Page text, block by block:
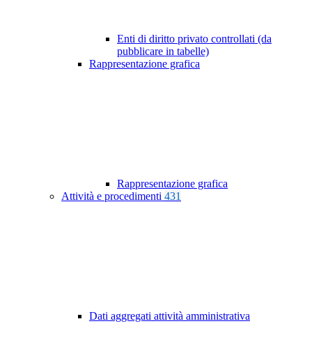
Enti di diritto privato controllati (da
pubblicare in tabelle)
Rappresentazione grafica
Rappresentazione grafica
Attività e procedimenti 431
Dati aggregati attività amministrativa